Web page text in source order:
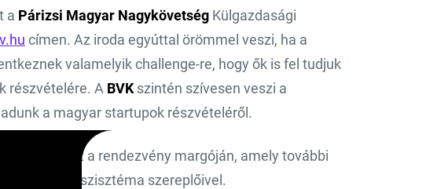
a Párizsi Magyar Nagykövetség Külgazdasági
címen. Az iroda egyúttal örömmel veszi, ha a
valamelyik challenge-re, hogy ők is fel tudjuk
részvételére. A BVKszintén szívesen veszi a
a magyar startupok részvételéről.
is tervez a rendezvény margóján, amely további
ökoszisztéma szereplőivel.